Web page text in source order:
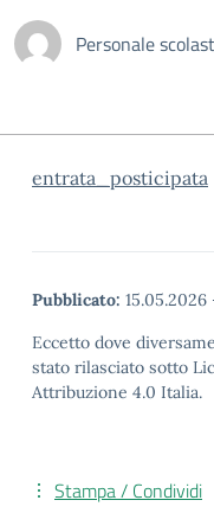
Personale
entrata_posticipata
Pubblicato: 15.05.2026
Eccetto dove
stato rilasciato sotto
Attribuzione 4.0 Italia.
Stampa / Condividi